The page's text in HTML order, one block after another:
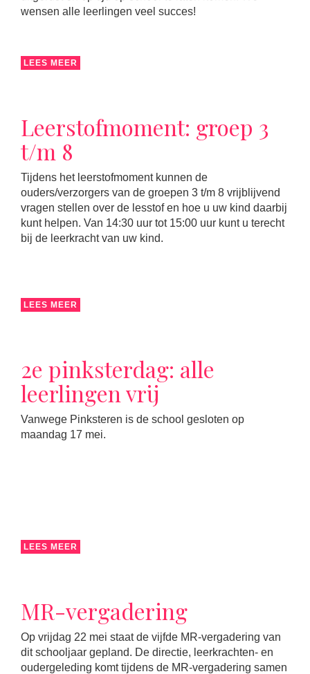
wensen alle leerlingen veel succes!
LEES MEER
Leerstofmoment: groep 3
t/m 8
Tijdens het leerstofmoment kunnen de
ouders/verzorgers van de groepen 3 t/m 8 vrijblijvend
vragen stellen over de lesstof en hoe u uw kind daarbij
kunt helpen. Van 14:30 uur tot 15:00 uur kunt u terecht
bij de leerkracht van uw kind.
LEES MEER
2e pinksterdag: alle
leerlingen vrij
Vanwege Pinksteren is de school gesloten op
maandag 17 mei.
LEES MEER
MR-vergadering
Op vrijdag 22 mei staat de vijfde MR-vergadering van
dit schooljaar gepland. De directie, leerkrachten- en
oudergeleding komt tijdens de MR-vergadering samen